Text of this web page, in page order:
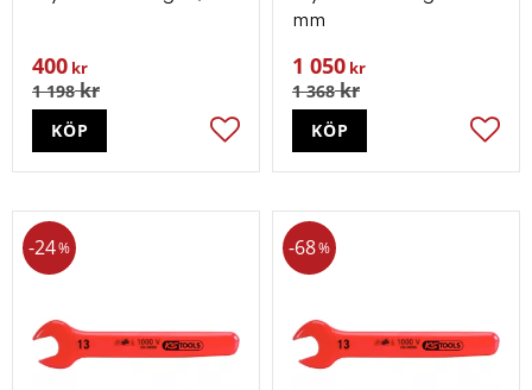
400 kr
1 198kr
Lägg till i favoriter
KÖP
mm
1 050 kr
1 368kr
KÖP
24% 68%